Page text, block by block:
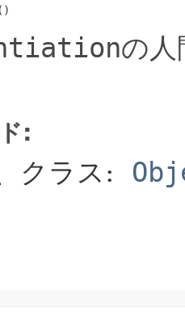
の人
:
クラス: